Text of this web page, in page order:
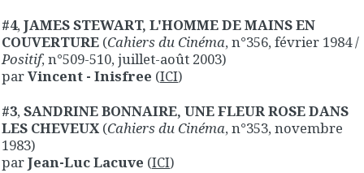
#4,JAMES STEWART, L'HOMME DE MAINS EN
COUVERTURE (Cahiers du Cinéma, n°356, février 1984 /
Positif, n°509-510, juillet-août 2003)
parVincent - Inisfree (ICI)
#3,SANDRINE BONNAIRE, UNE FLEUR ROSE DANS
LES CHEVEUX (Cahiers du Cinéma, n°353, novembre
1983)
parJean-Luc Lacuve (ICI)